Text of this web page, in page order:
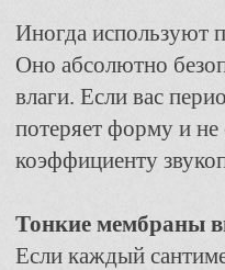
Иногда используют
Оно абсолютно
влаги. Если вас
потеряет форму и
коэффициенту
Тонкие мембраны
Если каждый